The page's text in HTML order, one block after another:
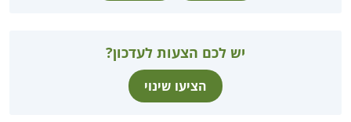
יש לכם הצעות לעדכון?
הציעו שינוי